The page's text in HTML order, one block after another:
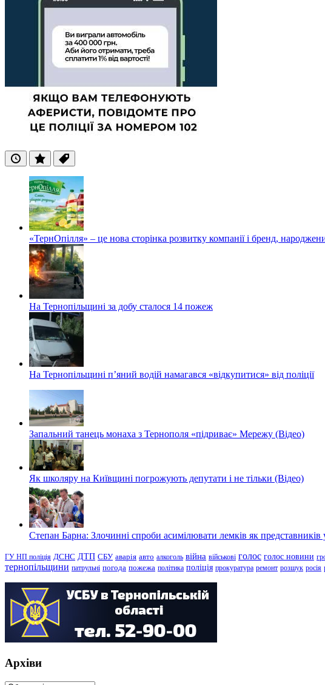
ОстанніПопулярні
Теги
«ТернОпілля» – це нова сторінка розвитку компанії і бренд,
На Тернопільщині за добу сталося 14 пожеж
На Тернопільщині п’яний водій намагався «відкупитися» від поліції
Запальний танець монаха з Тернополя «підриває» Мережу (Відео)
Як школяру на Київщині погрожують депутати і не тільки (Відео)
Степан Барна: Злочинні спроби асимілювати лемків як представників
ГУ НП поліція ДСНС ДТП СБУ аварія авто алкоголь війна військові голос голос новини
тернопільщини патрульні погода пожежа політика поліція прокуратура ремонт розшук росія
Архіви